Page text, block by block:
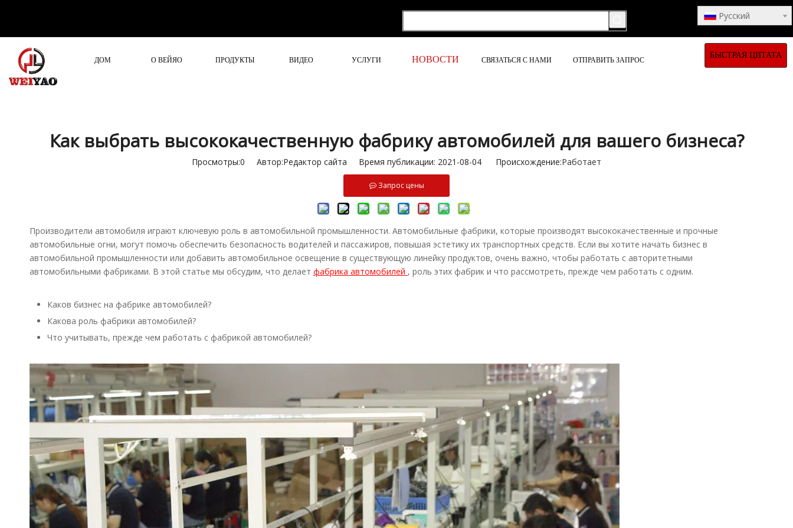
Pусский
ДОМ О ВЕЙЯО ПРОДУКТЫ ВИДЕО УСЛУГИ НОВОСТИ СВЯЗАТЬСЯ С НАМИ ОТПРАВИТЬ ЗАПРОС БЫСТРАЯ ЦИТАТА
Как выбрать высококачественную фабрику автомобилей для вашего бизнеса?
Просмотры:0 Автор:Pедактор сайта Время публикации: 2021-08-04 Происхождение:Работает
Запрос цены
Производители автомобиля играют ключевую роль в автомобильной промышленности. Автомобильные фабрики, которые производят высококачественные и прочные
автомобильные огни, могут помочь обеспечить безопасность водителей и пассажиров, повышая эстетику их транспортных средств. Если вы хотите начать бизнес в
автомобильной промышленности или добавить автомобильное освещение в существующую линейку продуктов, очень важно, чтобы работать с авторитетными
автомобильными фабриками. В этой статье мы обсудим, что делает фабрика автомобилей , роль этих фабрик и что рассмотреть, прежде чем работать с одним.
Каков бизнес на фабрике автомобилей?
Какова роль фабрики автомобилей?
Что учитывать, прежде чем работать с фабрикой автомобилей?